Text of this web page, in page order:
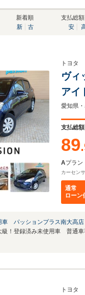
新着順
新
古
支払総額
安
トヨタ
ヴィ
アイ
メ
ト
支払総額
89
Aプラン
カーセン
通常
ローン
車 パッションプラス南大高店
トヨタ